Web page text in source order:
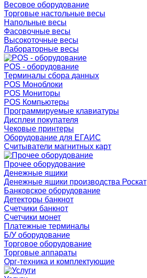
Весовое оборудование
Торговые настольные весы
Напольные весы
Фасовочные весы
Высокоточные весы
Лабораторные весы
POS - оборудование
Терминалы сбора данных
POS Моноблоки
POS Мониторы
POS Компьютеры
Программируемые клавиатуры
Дисплеи покупателя
Чековые принтеры
Оборудование для ЕГАИС
Считыватели магнитных карт
Прочее оборудование
Денежные ящики
Денежные ящики производства Роскат
Банковское оборудование
Детекторы банкнот
Счетчики банкнот
Счетчики монет
Платежные терминалы
Б/У оборудование
Торговое оборудование
Торговые аппараты
Орг-техника и комплектующие